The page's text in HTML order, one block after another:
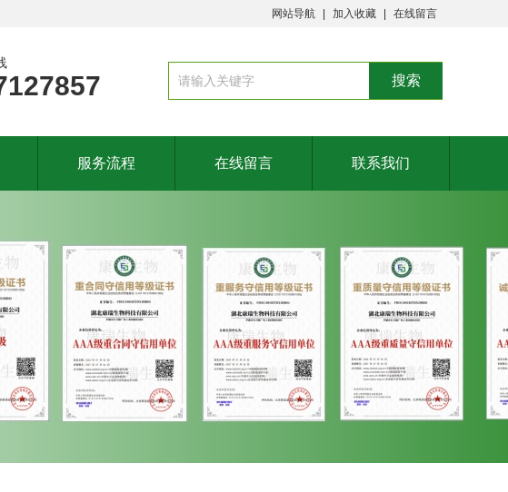
网站导航 加入收藏 在线留言
服务流程 在线留言 联系我们